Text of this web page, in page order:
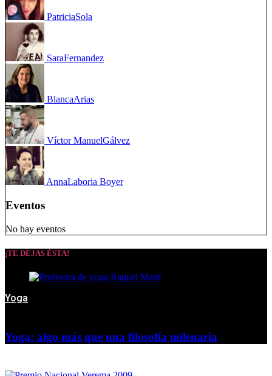
PatriciaSola
SaraFernandez
BlancaArias
Víctor ManuelGálvez
AnnaLaboria Boyer
Eventos
No hay eventos
¡TE DEJAS ÉSTA!
Yoga
Yoga: algo más que una filosofía milenaria